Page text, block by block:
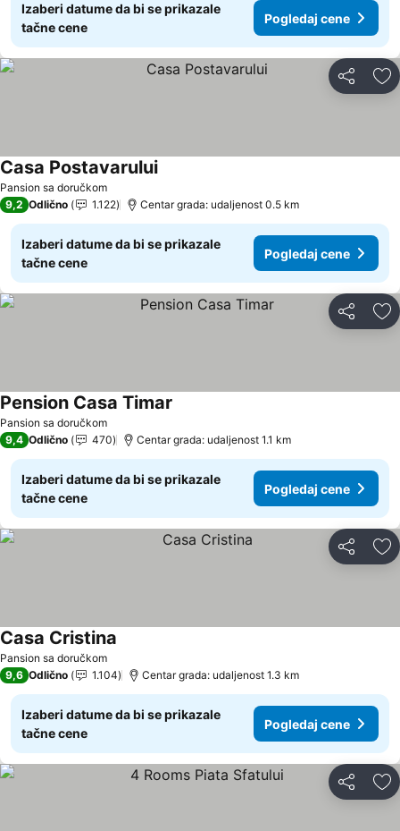
Izaberi datume da bi se prikazale
tačne cene
Pogledaj cene
Deli
Pansion sa doručkom
Casa Postavarului
9,2 Odlično 1.122 Centar grada: udaljenost 0.5 km
Izaberi datume da bi se prikazale
tačne cene
Pogledaj cene
Deli
Pansion sa doručkom
Pension Casa Timar
9,4 Odlično 470 Centar grada: udaljenost 1.1 km
Izaberi datume da bi se prikazale
tačne cene
Pogledaj cene
Deli
Pansion sa doručkom
Casa Cristina
9,6 Odlično 1.104 Centar grada: udaljenost 1.3 km
Izaberi datume da bi se prikazale
tačne cene
Pogledaj cene
Deli